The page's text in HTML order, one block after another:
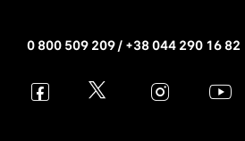
0 800 509 209 / +38 044 290 16 82